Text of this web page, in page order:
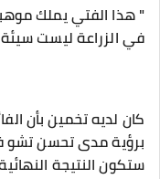
" هذا الفتي يملك
في الزراعة ليست سيئة
كان لديه تخمين بأن
برؤية مدى تحسن تشو
ستكون النتيجة